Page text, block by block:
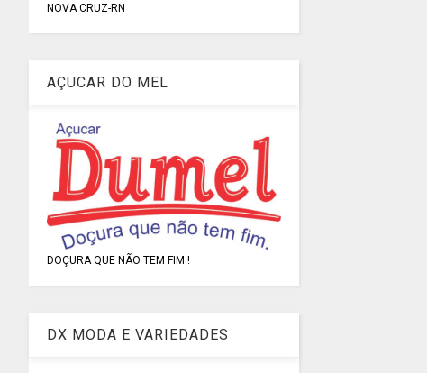
NOVA CRUZ-RN
AÇUCAR DO MEL
DOÇURA QUE NÃO TEM FIM !
DX MODA E VARIEDADES